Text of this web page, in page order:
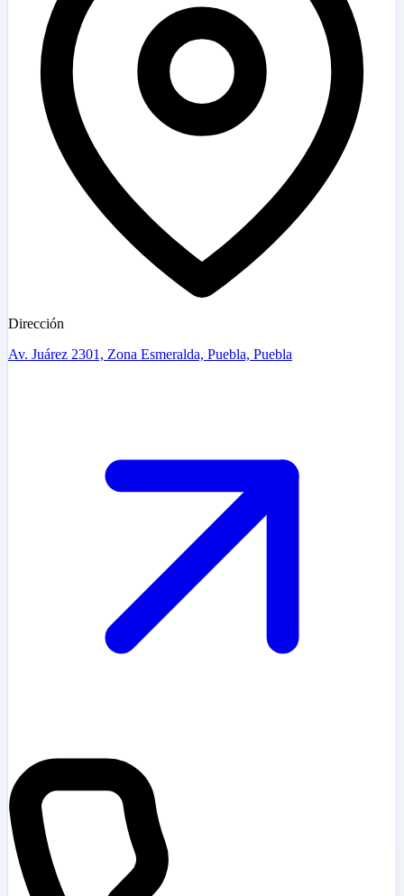
Dirección
Av. Juárez 2301, Zona Esmeralda, Puebla, Puebla